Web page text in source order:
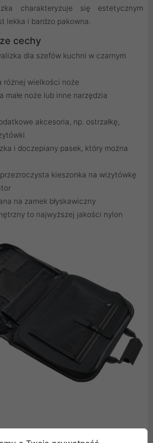
charakteryzuje się estetycznym
lekka i bardzo pakowna.
cechy
dla szefów kuchni w czarnym
różnej wielkości noże
małe noże lub inne narzędzia
akcesoria, np. ostrzałkę,
i doczepiany pasek, który można
kieszonka na wizytówkę
na zamek błyskawiczny
to najwyższej jakości nylon